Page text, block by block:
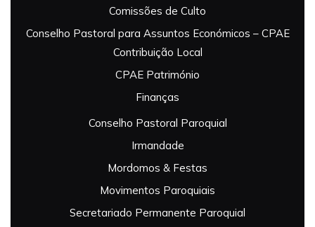
Comissões de Culto
Conselho Pastoral para Assuntos Económicos – CPAE
Contribuição Local
CPAE Património
Finanças
Conselho Pastoral Paroquial
Irmandade
Mordomos & Festas
Movimentos Paroquiais
Secretariado Permanente Paroquial